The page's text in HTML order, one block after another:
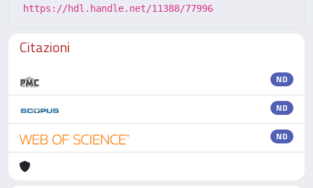
https://hdl.handle.net/11388/77996
Citazioni
ND
ND
ND